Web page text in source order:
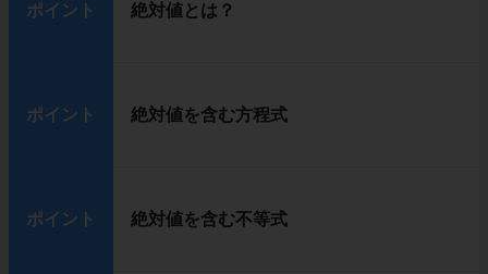
ポイント 絶対値とは？
ポイント 絶対値を含む方程式
ポイント 絶対値を含む不等式